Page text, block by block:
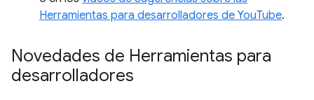
Herramientas para desarrolladores de YouTube.
Novedades de Herramientas para
desarrolladores